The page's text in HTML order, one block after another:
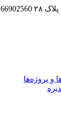
۲۸ 66902560
و پروژه‌ها